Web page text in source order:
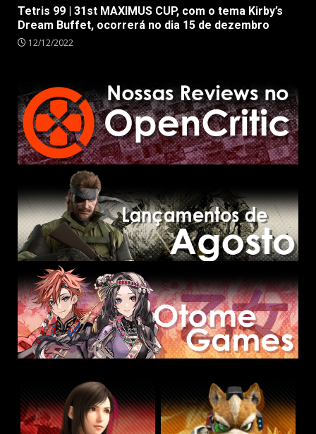
Tetris 99 | 31st MAXIMUS CUP, com o tema Kirby’s
Dream Buffet, ocorrerá no dia 15 de dezembro
12/12/2022